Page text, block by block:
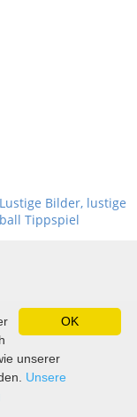
Lustige Bilder, lustige
Tippspiel
OK
unserer
Unsere